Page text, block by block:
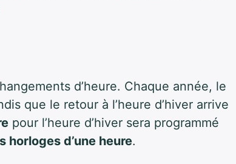
d’heure. Chaque année, le
que le retour à l’heure d’hiver arrive
pour l’heure d’hiver sera programmé
horloges d’une heure.